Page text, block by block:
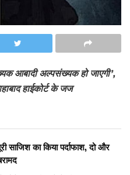
आबादी अल्पसंख्यक हो जाएगी’,
हाईकोर्ट के जज
का किया पर्दाफाश, दो और